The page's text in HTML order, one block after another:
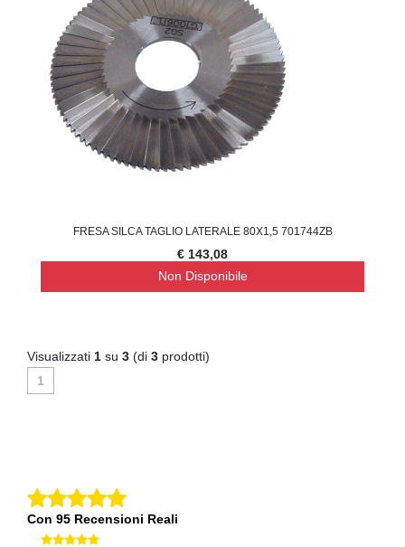
FRESA SILCA TAGLIO LATERALE 80X1,5 701744ZB
€ 143,08
Non Disponibile
Visualizzati 1 su 3 (di 3 prodotti)
1
Con 95 Recensioni Reali